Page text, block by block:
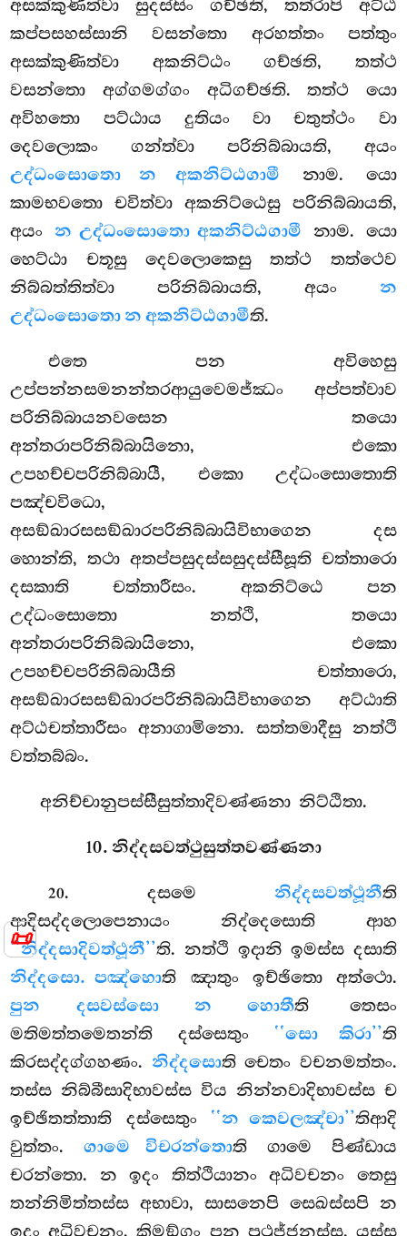
📜
අසක්කුණිත්වා සුදස්සිං ගච්ඡති, තත්රාපි අට්ඨ
කප්පසහස්සානි වසන්තො අරහත්තං පත්තුං
අසක්කුණිත්වා අකනිට්ඨං ගච්ඡති, තත්ථ
වසන්තො අග්ගමග්ගං අධිගච්ඡති. තත්ථ යො
අවිහතො පට්ඨාය දුතියං වා චතුත්ථං වා
දෙවලොකං ගන්ත්වා පරිනිබ්බායති, අයං
උද්ධංසොතො න අකනිට්ඨගාමී නාම. යො
කාමභවතො චවිත්වා අකනිට්ඨෙසු පරිනිබ්බායති,
අයංන උද්ධංසොතො අකනිට්ඨගාමී නාම. යො
හෙට්ඨා චතූසු දෙවලොකෙසු තත්ථ තත්ථෙව
නිබ්බත්තිත්වා පරිනිබ්බායති, අයං න
උද්ධංසොතො න අකනිට්ඨගාමීති.
එතෙ පන අවිහෙසු
උප්පන්නසමනන්තරආයුවෙමජ්ඣං අප්පත්වාව
පරිනිබ්බායනවසෙන තයො
අන්තරාපරිනිබ්බායිනො, එකො
උපහච්චපරිනිබ්බායී, එකො උද්ධංසොතොති
පඤ්චවිධො,
අසඞ්ඛාරසසඞ්ඛාරපරිනිබ්බායිවිභාගෙන දස
හොන්ති, තථා අතප්පසුදස්සසුදස්සීසූති චත්තාරො
දසකාති චත්තාරීසං. අකනිට්ඨෙ පන
උද්ධංසොතො නත්ථි, තයො
අන්තරාපරිනිබ්බායිනො, එකො
උපහච්චපරිනිබ්බායීති චත්තාරො,
අසඞ්ඛාරසසඞ්ඛාරපරිනිබ්බායිවිභාගෙන අට්ඨාති
අට්ඨචත්තාරීසං අනාගාමිනො. සත්තමාදීසු නත්ථි
වත්තබ්බං.
අනිච්චානුපස්සීසුත්තාදිවණ්ණනා නිට්ඨිතා.
10. නිද්දසවත්ථුසුත්තවණ්ණනා
20. දසමෙ නිද්දසවත්ථූනීති
ආදිසද්දලොපෙනායං නිද්දෙසොති ආහ
‘‘නිද්දසාදිවත්ථූනී’’ති. නත්ථි ඉදානි ඉමස්ස දසාති
නිද්දසො. පඤ්හොති ඤාතුං ඉච්ඡිතො අත්ථො.
පුන දසවස්සො න හොතීති තෙසං
මතිමත්තමෙතන්ති දස්සෙතුං ‘‘සො කිරා’’ති
කිරසද්දග්ගහණං. නිද්දසොති චෙතං වචනමත්තං.
තස්ස නිබ්බීසාදිභාවස්ස විය නින්නවාදිභාවස්ස ච
ඉච්ඡිතත්තාති දස්සෙතුං ‘‘න කෙවලඤ්චා’’තිආදි
වුත්තං.ගාමෙ විචරන්තොති ගාමෙ පිණ්ඩාය
චරන්තො. න ඉදං තිත්ථියානං අධිවචනං තෙසු
තන්නිමිත්තස්ස අභාවා, සාසනෙපි සෙඛස්සපි න
ඉදං අධිවචනං, කිමඞ්ගං පන පුථුජ්ජනස්ස. යස්ස